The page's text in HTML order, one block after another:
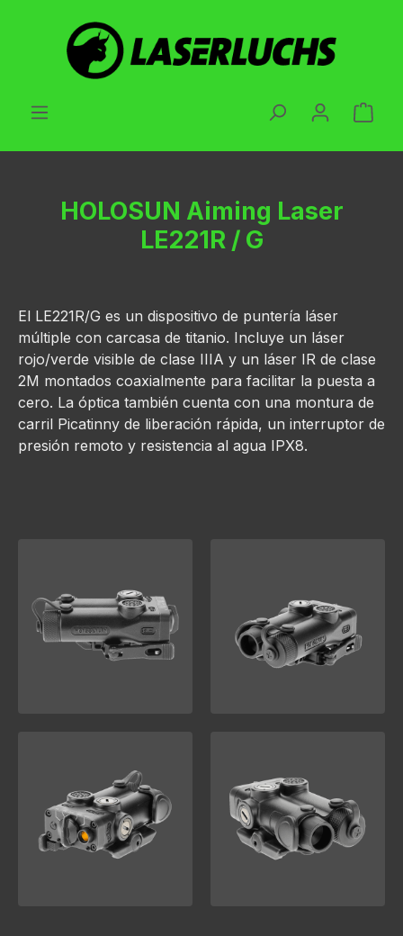
Saltar al contenido principal
El
HOLOSUN Aiming Laser
LE221R / G
El LE221R/G es un dispositivo de puntería láser
múltiple con carcasa de titanio. Incluye un láser
rojo/verde visible de clase IIIA y un láser IR de clase
2M montados coaxialmente para facilitar la puesta a
cero. La óptica también cuenta con una montura de
carril Picatinny de liberación rápida, un interruptor de
presión remoto y resistencia al agua IPX8.